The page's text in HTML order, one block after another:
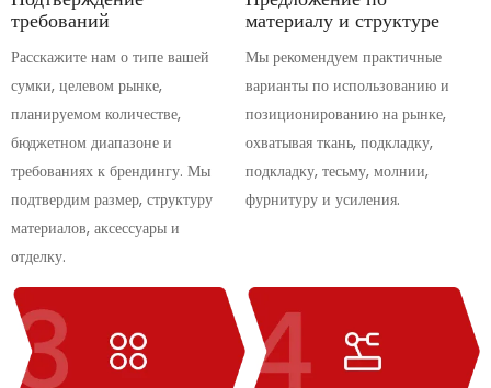
требований
Расскажите нам о типе вашей
сумки, целевом рынке,
планируемом количестве,
бюджетном диапазоне и
требованиях к брендингу. Мы
подтвердим размер, структуру
материалов, аксессуары и
отделку.
материалу и структуре
Мы рекомендуем практичные
варианты по использованию и
позиционированию на рынке,
охватывая ткань, подкладку,
подкладку, тесьму, молнии,
фурнитуру и усиления.